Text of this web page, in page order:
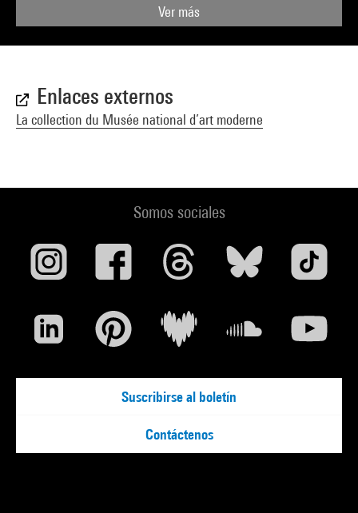
Ver más
Enlaces externos
La collection du Musée national d’art moderne
Somos sociales
Suscribirse al boletín
Contáctenos